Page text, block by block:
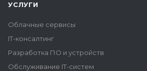
УСЛУГИ
Облачные сервисы
IT-консалтинг
Разработка ПО и устройств
Обслуживание IT-систем